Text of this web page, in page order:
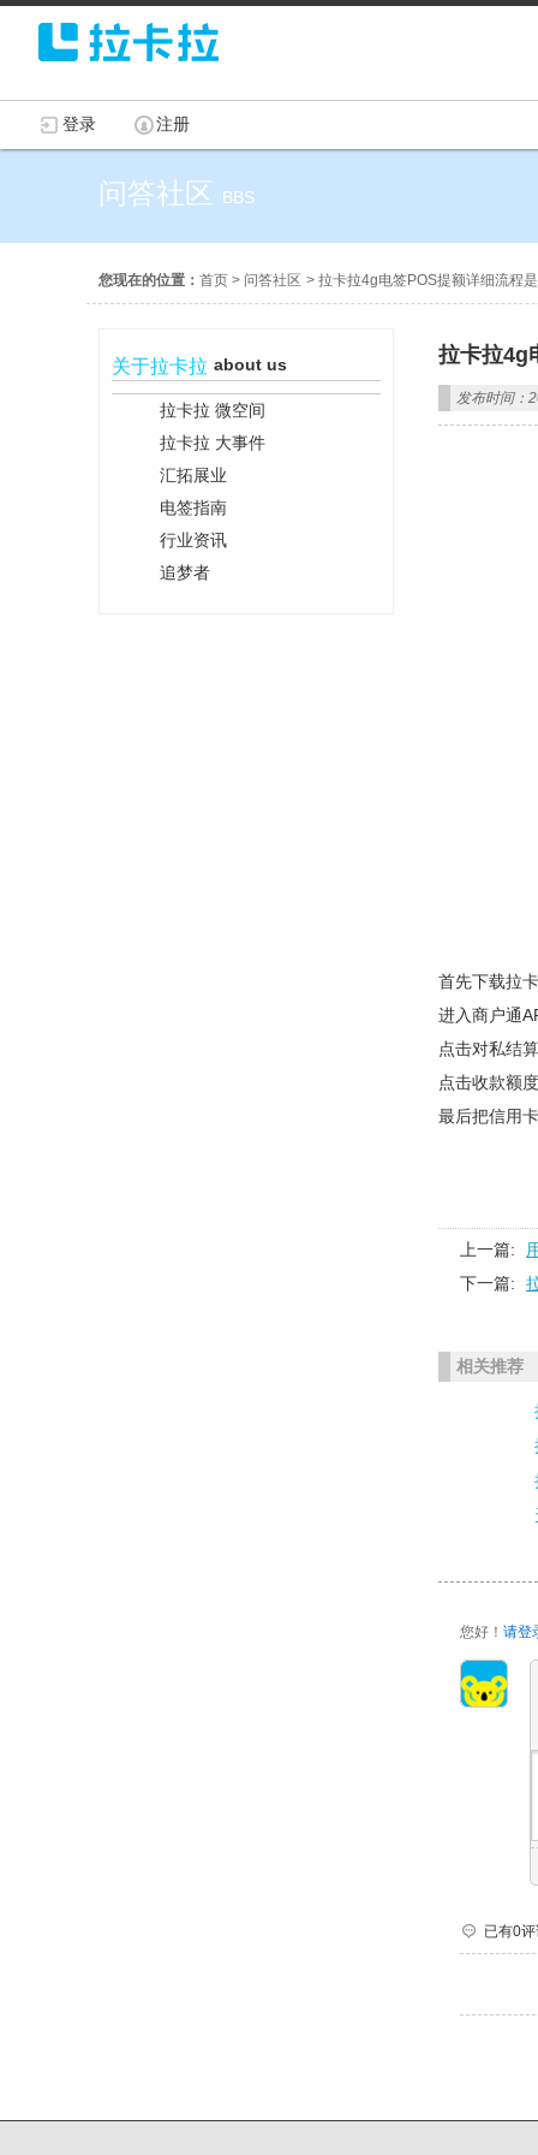
登录 注册
问答社区 BBS
您现在的位置： 首页 > 问答社区 > 拉卡拉4g电签POS提额详细流程
关于拉卡拉 about us
拉卡拉 微空间
拉卡拉 大事件
汇拓展业
电签指南
行业资讯
追梦者
拉卡拉4g
发布时间：
首先下载拉
进入商户通
点击对私结
点击收款额
最后把信用
上一篇:
下一篇:
相关推荐
您好！请登
已有0